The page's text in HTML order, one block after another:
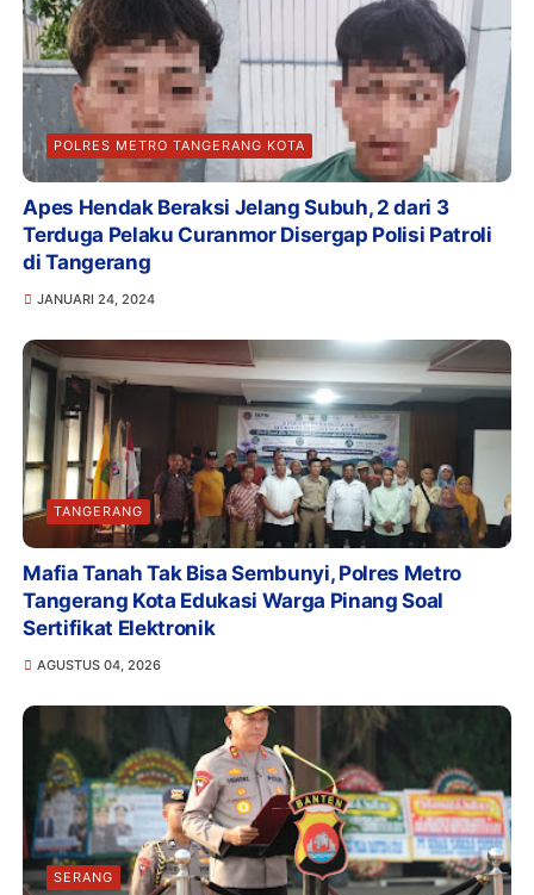
POLRES METRO TANGERANG KOTA
Apes Hendak Beraksi Jelang Subuh, 2 dari 3
Terduga Pelaku Curanmor Disergap Polisi Patroli
di Tangerang
JANUARI 24, 2024
TANGERANG
Mafia Tanah Tak Bisa Sembunyi, Polres Metro
Tangerang Kota Edukasi Warga Pinang Soal
Sertifikat Elektronik
AGUSTUS 04, 2026
SERANG